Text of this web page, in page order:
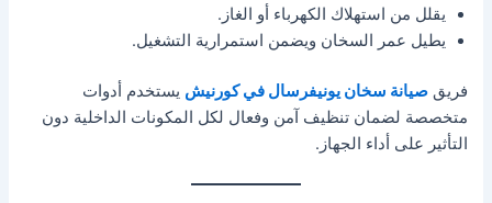
يقلل من استهلاك الكهرباء أو الغاز.
يطيل عمر السخان ويضمن استمرارية التشغيل.
فريقصيانة سخان يونيفرسال في كورنيش يستخدم أدوات
متخصصة لضمان تنظيف آمن وفعال لكل المكونات الداخلية دون
التأثير على أداء الجهاز.